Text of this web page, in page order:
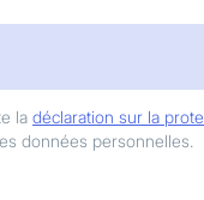
la déclaration sur la
données personnelles.